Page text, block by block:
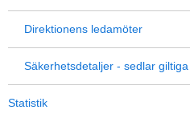
Direktionens ledamöter
Säkerhetsdetaljer - sedlar
Statistik